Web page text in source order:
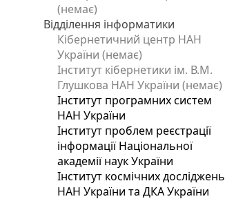
(немає)
Відділення інформатики
Кібернетичний центр НАН
України (немає)
Інститут кібернетики ім. В.М.
Глушкова НАН України (немає)
Інститут програмних систем
НАН України
Інститут проблем реєстрації
інформації Національної
академії наук України
Інститут космічних досліджень
НАН України та ДКА України